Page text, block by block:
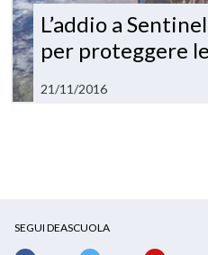
L’addio a
per proteggere
21/11/2016
SEGUI DEASCUOLA